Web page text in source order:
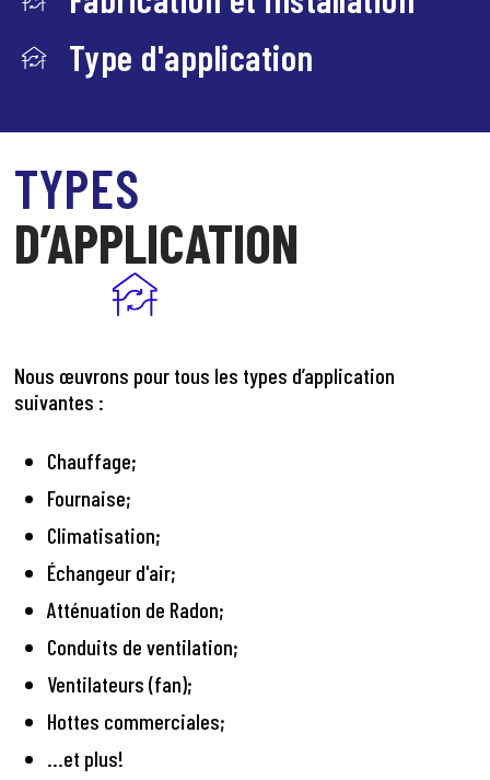
Type d'application
TYPES
D’APPLICATION
Nous œuvrons pour tous les types d’application
suivantes :
Chauffage;
Fournaise;
Climatisation;
Échangeur d'air;
Atténuation de Radon;
Conduits de ventilation;
Ventilateurs (fan);
Hottes commerciales;
...et plus!